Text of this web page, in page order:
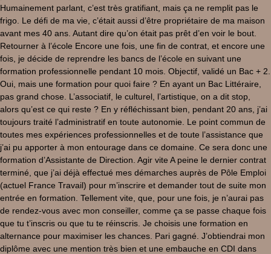
Humainement parlant, c’est très gratifiant, mais ça ne remplit pas le
frigo. Le défi de ma vie, c’était aussi d’être propriétaire de ma maison
avant mes 40 ans. Autant dire qu’on était pas prêt d’en voir le bout.
Retourner à l’école Encore une fois, une fin de contrat, et encore une
fois, je décide de reprendre les bancs de l’école en suivant une
formation professionnelle pendant 10 mois. Objectif, validé un Bac + 2.
Oui, mais une formation pour quoi faire ? En ayant un Bac Littéraire,
pas grand chose. L’associatif, le culturel, l’artistique, on a dit stop,
alors qu’est ce qui reste ? En y réfléchissant bien, pendant 20 ans, j’ai
toujours traité l’administratif en toute autonomie. Le point commun de
toutes mes expériences professionnelles et de toute l’assistance que
j’ai pu apporter à mon entourage dans ce domaine. Ce sera donc une
formation d’Assistante de Direction. Agir vite A peine le dernier contrat
terminé, que j’ai déjà effectué mes démarches auprès de Pôle Emploi
(actuel France Travail) pour m’inscrire et demander tout de suite mon
entrée en formation. Tellement vite, que, pour une fois, je n’aurai pas
de rendez-vous avec mon conseiller, comme ça se passe chaque fois
que tu t’inscris ou que tu te réinscris. Je choisis une formation en
alternance pour maximiser les chances. Pari gagné. J’obtiendrai mon
diplôme avec une mention très bien et une embauche en CDI dans